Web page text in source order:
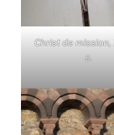
Christ de mission,
s.